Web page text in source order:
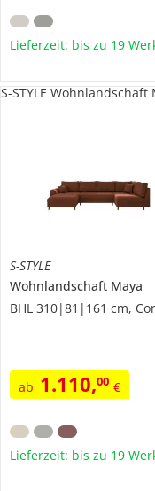
Lieferzeit: bis zu 19
S-STYLE
Wohnlandschaft Maya
ab 1.110,00 €
S-STYLE Wohnlandschaft
Lieferzeit: bis zu 19